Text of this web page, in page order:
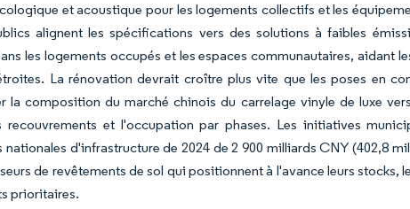
et acoustique pour les logements collectifs et les
alignent les spécifications vers des solutions à faibles
les logements occupés et les espaces communautaires, aidant
La rénovation devrait croître plus vite que les poses en
la composition du marché chinois du carrelage vinyle de luxe
et l'occupation par phases. Les initiatives
d'infrastructure de 2024 de 2 900 milliards CNY (402,8
de revêtements de sol qui positionnent à l'avance leurs stocks,
prioritaires.